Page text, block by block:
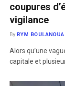
coupures
vigilance
By RYM
​Alors qu’une
capitale et